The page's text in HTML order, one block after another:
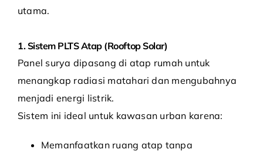
utama.
1. Sistem PLTS Atap (Rooftop Solar)
Panel surya dipasang di atap rumah untuk
menangkap radiasi matahari dan mengubahnya
menjadi energi listrik.
Sistem ini ideal untuk kawasan urban karena:
Memanfaatkan ruang atap tanpa